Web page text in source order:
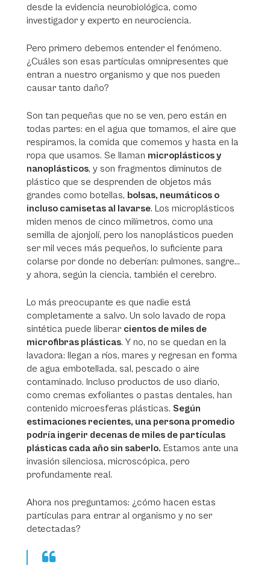
desde la evidencia neurobiológica, como
investigador y experto en neurociencia.
Pero primero debemos entender el fenómeno.
¿Cuáles son esas partículas omnipresentes que
entran a nuestro organismo y que nos pueden
causar tanto daño?
Son tan pequeñas que no se ven, pero están en
todas partes: en el agua que tomamos, el aire que
respiramos, la comida que comemos y hasta en la
ropa que usamos. Se llaman microplásticos y
nanoplásticos, y son fragmentos diminutos de
plástico que se desprenden de objetos más
grandes como botellas, bolsas, neumáticos o
incluso camisetas al lavarse. Los microplásticos
miden menos de cinco milímetros, como una
semilla de ajonjolí, pero los nanoplásticos pueden
ser mil veces más pequeños, lo suficiente para
colarse por donde no deberían: pulmones, sangre...
y ahora, según la ciencia, también el cerebro.
Lo más preocupante es que nadie está
completamente a salvo. Un solo lavado de ropa
sintética puede liberar cientos de miles de
microfibras plásticas. Y no, no se quedan en la
lavadora: llegan a ríos, mares y regresan en forma
de agua embotellada, sal, pescado o aire
contaminado. Incluso productos de uso diario,
como cremas exfoliantes o pastas dentales, han
contenido microesferas plásticas. Según
estimaciones recientes, una persona promedio
podría ingerir decenas de miles de partículas
plásticas cada año sin saberlo. Estamos ante una
invasión silenciosa, microscópica, pero
profundamente real.
Ahora nos preguntamos: ¿cómo hacen estas
partículas para entrar al organismo y no ser
detectadas?